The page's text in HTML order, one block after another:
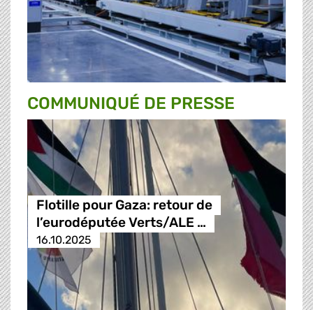
COMMUNIQUÉ DE PRESSE
Flotille pour Gaza: retour de
l’eurodéputée Verts/ALE …
16.10.2025